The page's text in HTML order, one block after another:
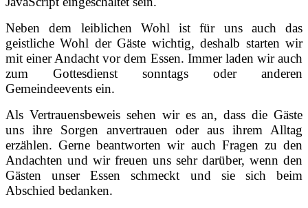
Neben dem leiblichen Wohl ist für uns auch das
geistliche Wohl der Gäste wichtig, deshalb starten wir
mit einer Andacht vor dem Essen. Immer laden wir auch
zum Gottesdienst sonntags oder anderen
Gemeindeevents ein.
Als Vertrauensbeweis sehen wir es an, dass die Gäste
uns ihre Sorgen anvertrauen oder aus ihrem Alltag
erzählen. Gerne beantworten wir auch Fragen zu den
Andachten und wir freuen uns sehr darüber, wenn den
Gästen unser Essen schmeckt und sie sich beim
Abschied bedanken.